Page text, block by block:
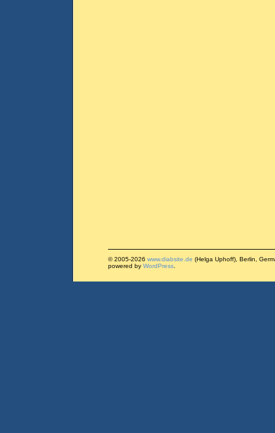
© 2005-2026 www.diabsite.de (Helga Uphoff), Berlin,
powered by WordPress.